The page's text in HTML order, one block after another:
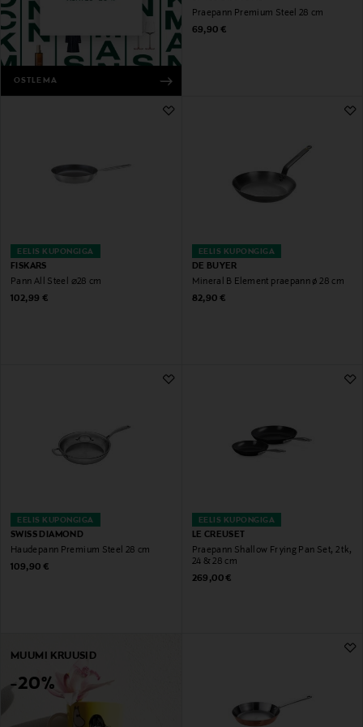
OSTLEMA
Praepann Premium Steel 28 cm
Original Price
69,90 €
EELIS KUPONGIGA
FISKARS
Pann All Steel ⌀28 cm
Original Price
102,99 €
EELIS KUPONGIGA
DE BUYER
Mineral B Element praepann ø 28 cm
Original Price
82,90 €
EELIS KUPONGIGA
SWISS DIAMOND
Haudepann Premium Steel 28 cm
Original Price
109,90 €
EELIS KUPONGIGA
LE CREUSET
Praepann Shallow Frying Pan Set, 2 tk,
24 & 28 cm
Original Price
269,00 €
MUUMI KRUUSID
-20%